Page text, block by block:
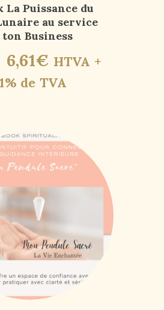
La Puissance du
au service
ton Business
6,61€ HTVA +
de TVA